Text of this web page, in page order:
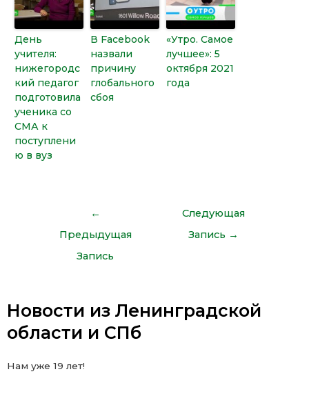
День
учителя:
нижегородс
кий педагог
подготовила
ученика со
СМА к
поступлени
ю в вуз
В Facebook
назвали
причину
глобального
сбоя
«Утро. Самое
лучшее»: 5
октября 2021
года
←
Предыдущая
Запись
Следующая
Запись →
Новости из Ленинградской
области и СПб
Нам уже 19 лет!